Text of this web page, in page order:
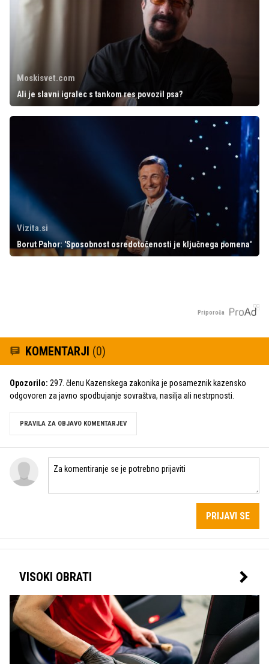
Moskisvet.com
Ali je slavni igralec s tankom res povozil psa?
Vizita.si
Borut Pahor: 'Sposobnost osredotočenosti je ključnega pomena'
Priporoča
KOMENTARJI (0)
Opozorilo: 297. členu Kazenskega zakonika je posameznik kazensko
odgovoren za javno spodbujanje sovraštva, nasilja ali nestrpnosti.
PRAVILA ZA OBJAVO KOMENTARJEV
PRIJAVI SE
VISOKI OBRATI